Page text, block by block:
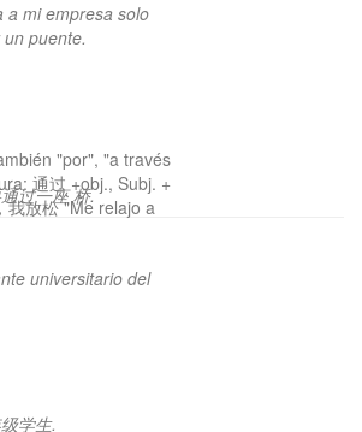
a mi empresa solo
puente.
"por", "a través
通过 +obj., Subj. +
我放松 "Me relajo a
过一座 桥.
universitario del
学生.